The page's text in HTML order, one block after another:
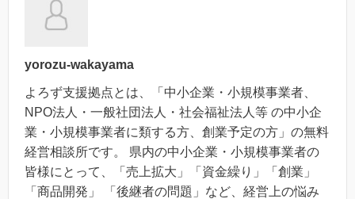
yorozu-wakayama
よろず支援拠点とは、「中小企業・小規模事業者、
NPO法人・一般社団法人・社会福祉法人等 の中小企
業・小規模事業者に類する方、創業予定の方」の無料
経営相談所です。 県内の中小企業・小規模事業者の
皆様にとって、「売上拡大」「資金繰り」「創業」
「商品開発」 「後継者の問題」など、経営上の悩み